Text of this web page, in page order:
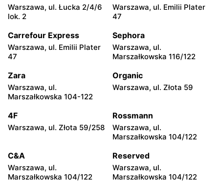
Warszawa, ul. Łucka 2/4/6
lok. 2
Warszawa, ul. Emilii Plater
47
Carrefour Express
Warszawa, ul. Emilii Plater
47
Sephora
Warszawa, ul.
Marszałkowska 116/122
Zara
Warszawa, ul.
Marszałkowska 104-122
Organic
Warszawa, ul. Złota 59
4F
Warszawa, ul. Złota 59/258
Rossmann
Warszawa, ul.
Marszałkowska 104/122
C&A
Warszawa, ul.
Marszałkowska 104/122
Reserved
Warszawa, ul.
Marszałkowska 104/122